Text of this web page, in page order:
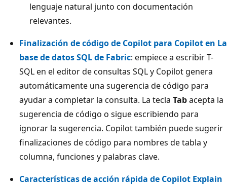
lenguaje natural junto con documentación
relevantes.
Finalización de código de Copilot para Copilot en La
base de datos SQL de Fabric: empiece a escribir T-
SQL en el editor de consultas SQL y Copilot genera
automáticamente una sugerencia de código para
ayudar a completar la consulta. La tecla Tabacepta la
sugerencia de código o sigue escribiendo para
ignorar la sugerencia. Copilot también puede sugerir
finalizaciones de código para nombres de tabla y
columna, funciones y palabras clave.
Características de acción rápida de Copilot Explain